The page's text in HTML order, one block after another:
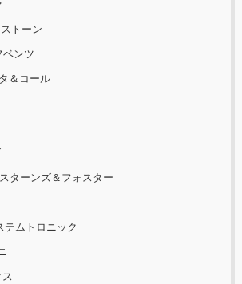
ストーン
ベンツ
タ＆コール
スターンズ＆フォスター
テムトロニック